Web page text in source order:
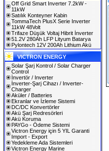
Off Grid Smart Inverter 7.2kW -
11kW
Satılık Konteyner Kabin
TommaTech PlusX Serie Inverter
11kW 48Volt
Trifaze Düşük Voltaj Hibrit İnverter
51.2V 280Ah LFP Lityum Batarya
Pylontech 12V 200Ah Lithium Akü
VICTRON ENERGY
Solar Şarj Kontrol / Solar Charger
Control
İnvertör / Inverter
İnverter-Şarj Cihazı / Inverter-
Charger
Aküler / Batteries
Ekranlar ve İzleme Sistemi
DC/DC Konvertörler
Akü Şarj Redresörleri
Akü Koruma
PAYGo - Ödeme Sistemi
Victron Energy için 5 YIL Garanti
Import - Export
Yedekleme Ada Sistemleri
Victron Energy Marine